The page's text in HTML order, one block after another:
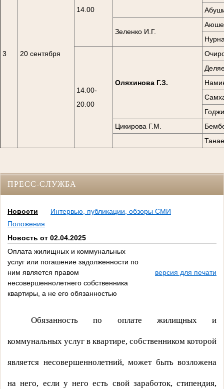
3 20 сентября
14.00
Зеленко И.Г.
14.00-
20.00
Оляхинова Г.З.
Цикирова Г.М.
ПРЕСС-СЛУЖБА
Новости
Интервью, публикации, обзоры СМИ
Положения
Новость от 02.04.2025
Оплата жилищных и коммунальных
услуг или погашение задолженности по
ним является правом
несовершеннолетнего собственника
квартиры, а не его обязанностью
версия для печати
Обязанность по оплате жилищных и
коммунальных услуг в квартире, собственником которой
является несовершеннолетний, может быть возложена
на него, если у него есть свой заработок, стипендия,